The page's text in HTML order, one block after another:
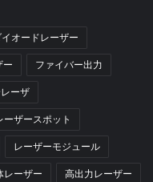
イオードレーザー
ー ファイバー出力
ーザ
ーザースポット
レーザーモジュール
レーザー 高出力レーザー